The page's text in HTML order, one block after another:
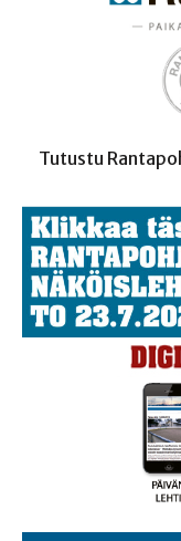
Tutustu